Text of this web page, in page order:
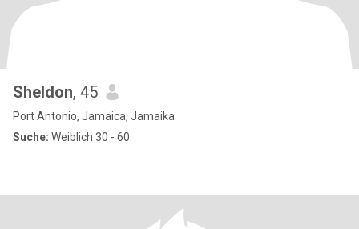
Sheldon, 45
Port Antonio, Jamaica, Jamaika
Suche: Weiblich 30 - 60